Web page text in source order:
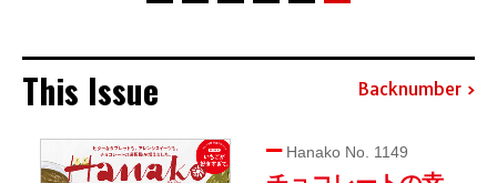
This Issue Backnumber
Hanako No. 1149